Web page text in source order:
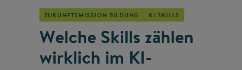
ZUKUNFTSMISSION BILDUNG KI SKILLS
Welche Skills zählen
wirklich im KI-